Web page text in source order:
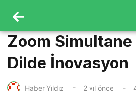
Zoom
Dilde İnovasyon
Haber Yıldız 2 yıl önce